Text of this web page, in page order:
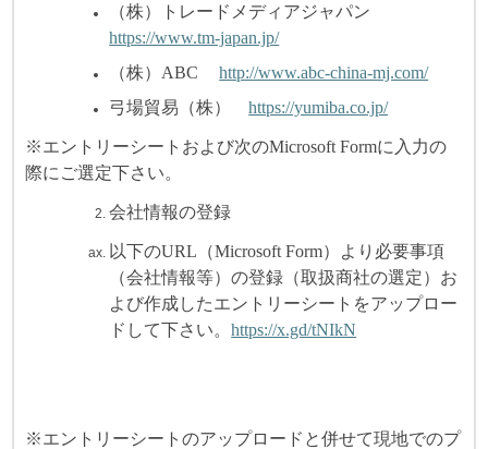
（株）トレードメディアジャパン
https://www.tm-japan.jp/
（株）ABC
http://www.abc-china-mj.com/
弓場貿易（株）https://yumiba.co.jp/
※エントリーシートおよび次のMicrosoft Formに入力の
際にご選定下さい。
会社情報の登録
以下のURL（Microsoft Form）より必要事項
（会社情報等）の登録（取扱商社の選定）お
よび作成したエントリーシートをアップロー
ドして下さい。https://x.gd/tNIkN
※エントリーシートのアップロードと併せて現地でのプ